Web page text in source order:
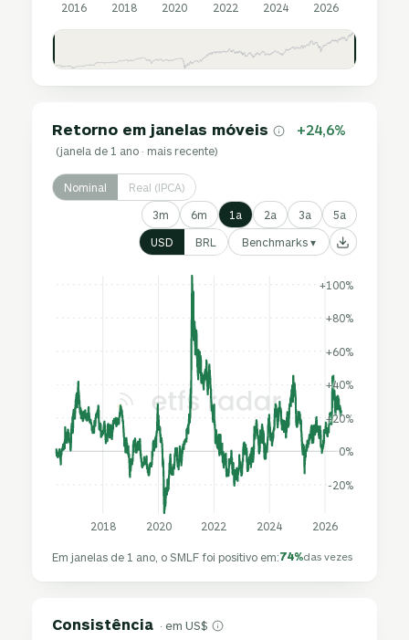
2016 2018 2020 2022 2024 2026
Retorno em janelas móveis +24,6%
(janela de 1 ano · mais recente)
Nominal Real (IPCA)
3m 6m 1a 2a 3a 5a
USD BRL Benchmarks ▾
-20%
0%
+20%
+40%
+60%
+80%
+100%
2018 2020 2022 2024 2026
Em janelas de 1 ano, o SMLF foi positivo em:74%das vezes
Consistência · em US$